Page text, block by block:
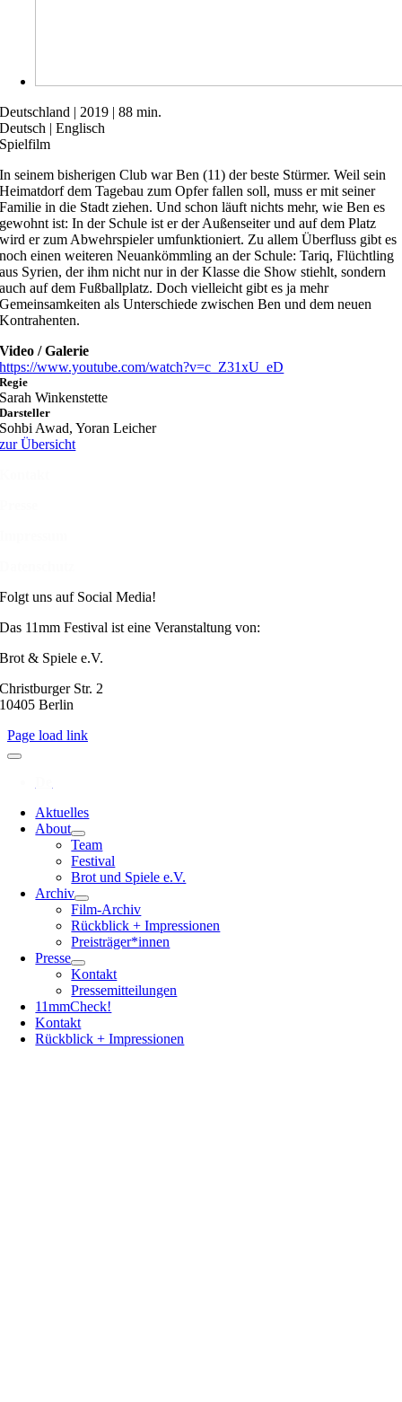
Deutschland | 2019 | 88 min.
Deutsch | Englisch
Spielfilm
In seinem bisherigen Club war Ben (11) der beste Stürmer. Weil sein
Heimatdorf dem Tagebau zum Opfer fallen soll, muss er mit seiner
Familie in die Stadt ziehen. Und schon läuft nichts mehr, wie Ben es
gewohnt ist: In der Schule ist er der Außenseiter und auf dem Platz
wird er zum Abwehrspieler umfunktioniert. Zu allem Überfluss gibt es
noch einen weiteren Neuankömmling an der Schule: Tariq, Flüchtling
aus Syrien, der ihm nicht nur in der Klasse die Show stiehlt, sondern
auch auf dem Fußballplatz. Doch vielleicht gibt es ja mehr
Gemeinsamkeiten als Unterschiede zwischen Ben und dem neuen
Kontrahenten.
Video / Galerie
https://www.youtube.com/watch?v=c_Z31xU_eD
Regie
Sarah Winkenstette
Darsteller
Sohbi Awad, Yoran Leicher
zur Übersicht
Folgt uns auf Social Media!
Das 11mm Festival ist eine Veranstaltung von:
Brot & Spiele e.V.
Christburger Str. 2
10405 Berlin
Page load link
Aktuelles
About
Team
Festival
Brot und Spiele e.V.
Archiv
Film-Archiv
Rückblick + Impressionen
Preisträger*innen
Presse
Kontakt
Pressemitteilungen
11mmCheck!
Kontakt
Rückblick + Impressionen